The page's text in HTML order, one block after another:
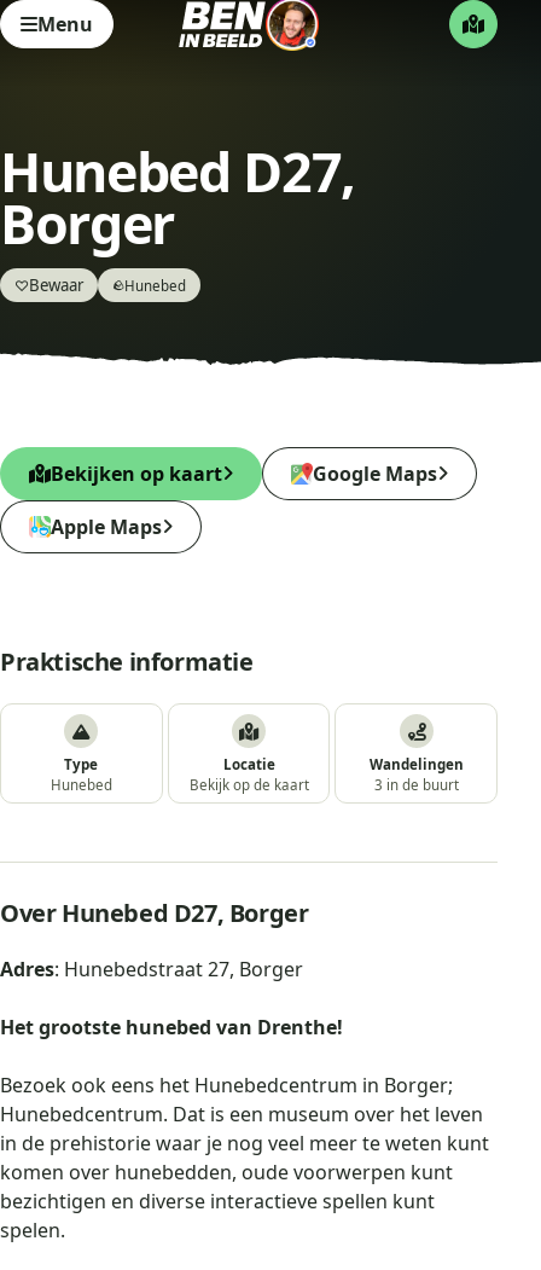
Menu
Hunebed D27,
Borger
♡Bewaar 🪨Hunebed
Bekijken op kaart
Google Maps
Apple Maps
Praktische informatie
Type
Hunebed
Locatie
Bekijk op de kaart
Wandelingen
3 in de buurt
Over Hunebed D27, Borger
Adres: Hunebedstraat 27, Borger
Het grootste hunebed van Drenthe!
Bezoek ook eens het Hunebedcentrum in Borger;
Hunebedcentrum. Dat is een museum over het leven
in de prehistorie waar je nog veel meer te weten kunt
komen over hunebedden, oude voorwerpen kunt
bezichtigen en diverse interactieve spellen kunt
spelen.